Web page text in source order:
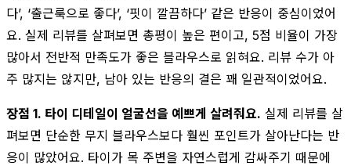
다’, ‘출근룩으로 좋다’, ‘핏이 깔끔하다’ 같은 반응이 중심이었어
요. 실제 리뷰를 살펴보면 총평이 높은 편이고, 5점 비율이 가장
많아서 전반적 만족도가 좋은 블라우스로 읽혀요. 리뷰 수가 아
주 많지는 않지만, 남아 있는 반응의 결은 꽤 일관적이었어요.
장점 1. 타이 디테일이 얼굴선을 예쁘게 살려줘요. 실제 리뷰를 살
펴보면 단순한 무지 블라우스보다 훨씬 포인트가 살아난다는 반
응이 많았어요. 타이가 목 주변을 자연스럽게 감싸주기 때문에